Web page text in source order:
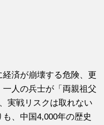
済が崩壊する危険、更
人の兵士が「両親祖父
実戦リスクは取れない
、中国4,000年の歴史